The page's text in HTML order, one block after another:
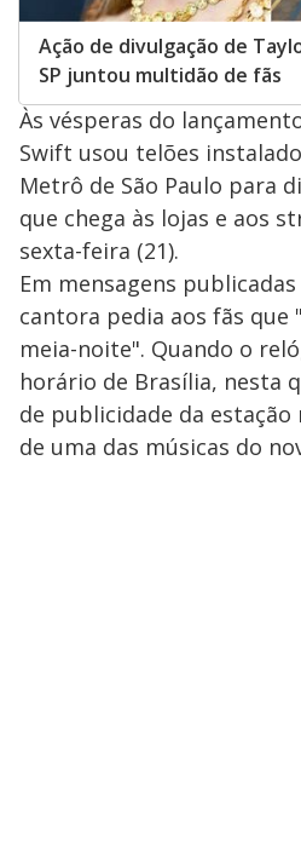
Ação de divulgação de
SP juntou multidão de fãs
Às vésperas do
Swift usou telões
Metrô de São Paulo para
que chega às lojas e aos
sexta-feira (21).
Em mensagens
cantora pedia aos fãs que
meia-noite". Quando o
horário de Brasília, nesta
de publicidade da
de uma das músicas do